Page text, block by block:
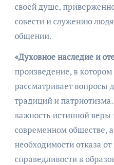
своей душе,
совести и служению
общении.
«Духовное наследие и
произведение, в котором
рассматривает вопросы
традиций и
важность истинной веры
современном обществе,
необходимости отказа
справедливости в